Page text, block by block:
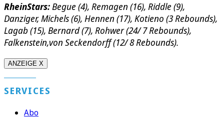
RheinStars:Begue (4), Remagen (16), Riddle (9),
Danziger, Michels (6), Hennen (17), Kotieno (3 Rebounds),
Lagab (15), Bernard (7), Rohwer (24/ 7 Rebounds),
Falkenstein,von Seckendorff (12/ 8 Rebounds).
ANZEIGE X
SERVICES
Abo